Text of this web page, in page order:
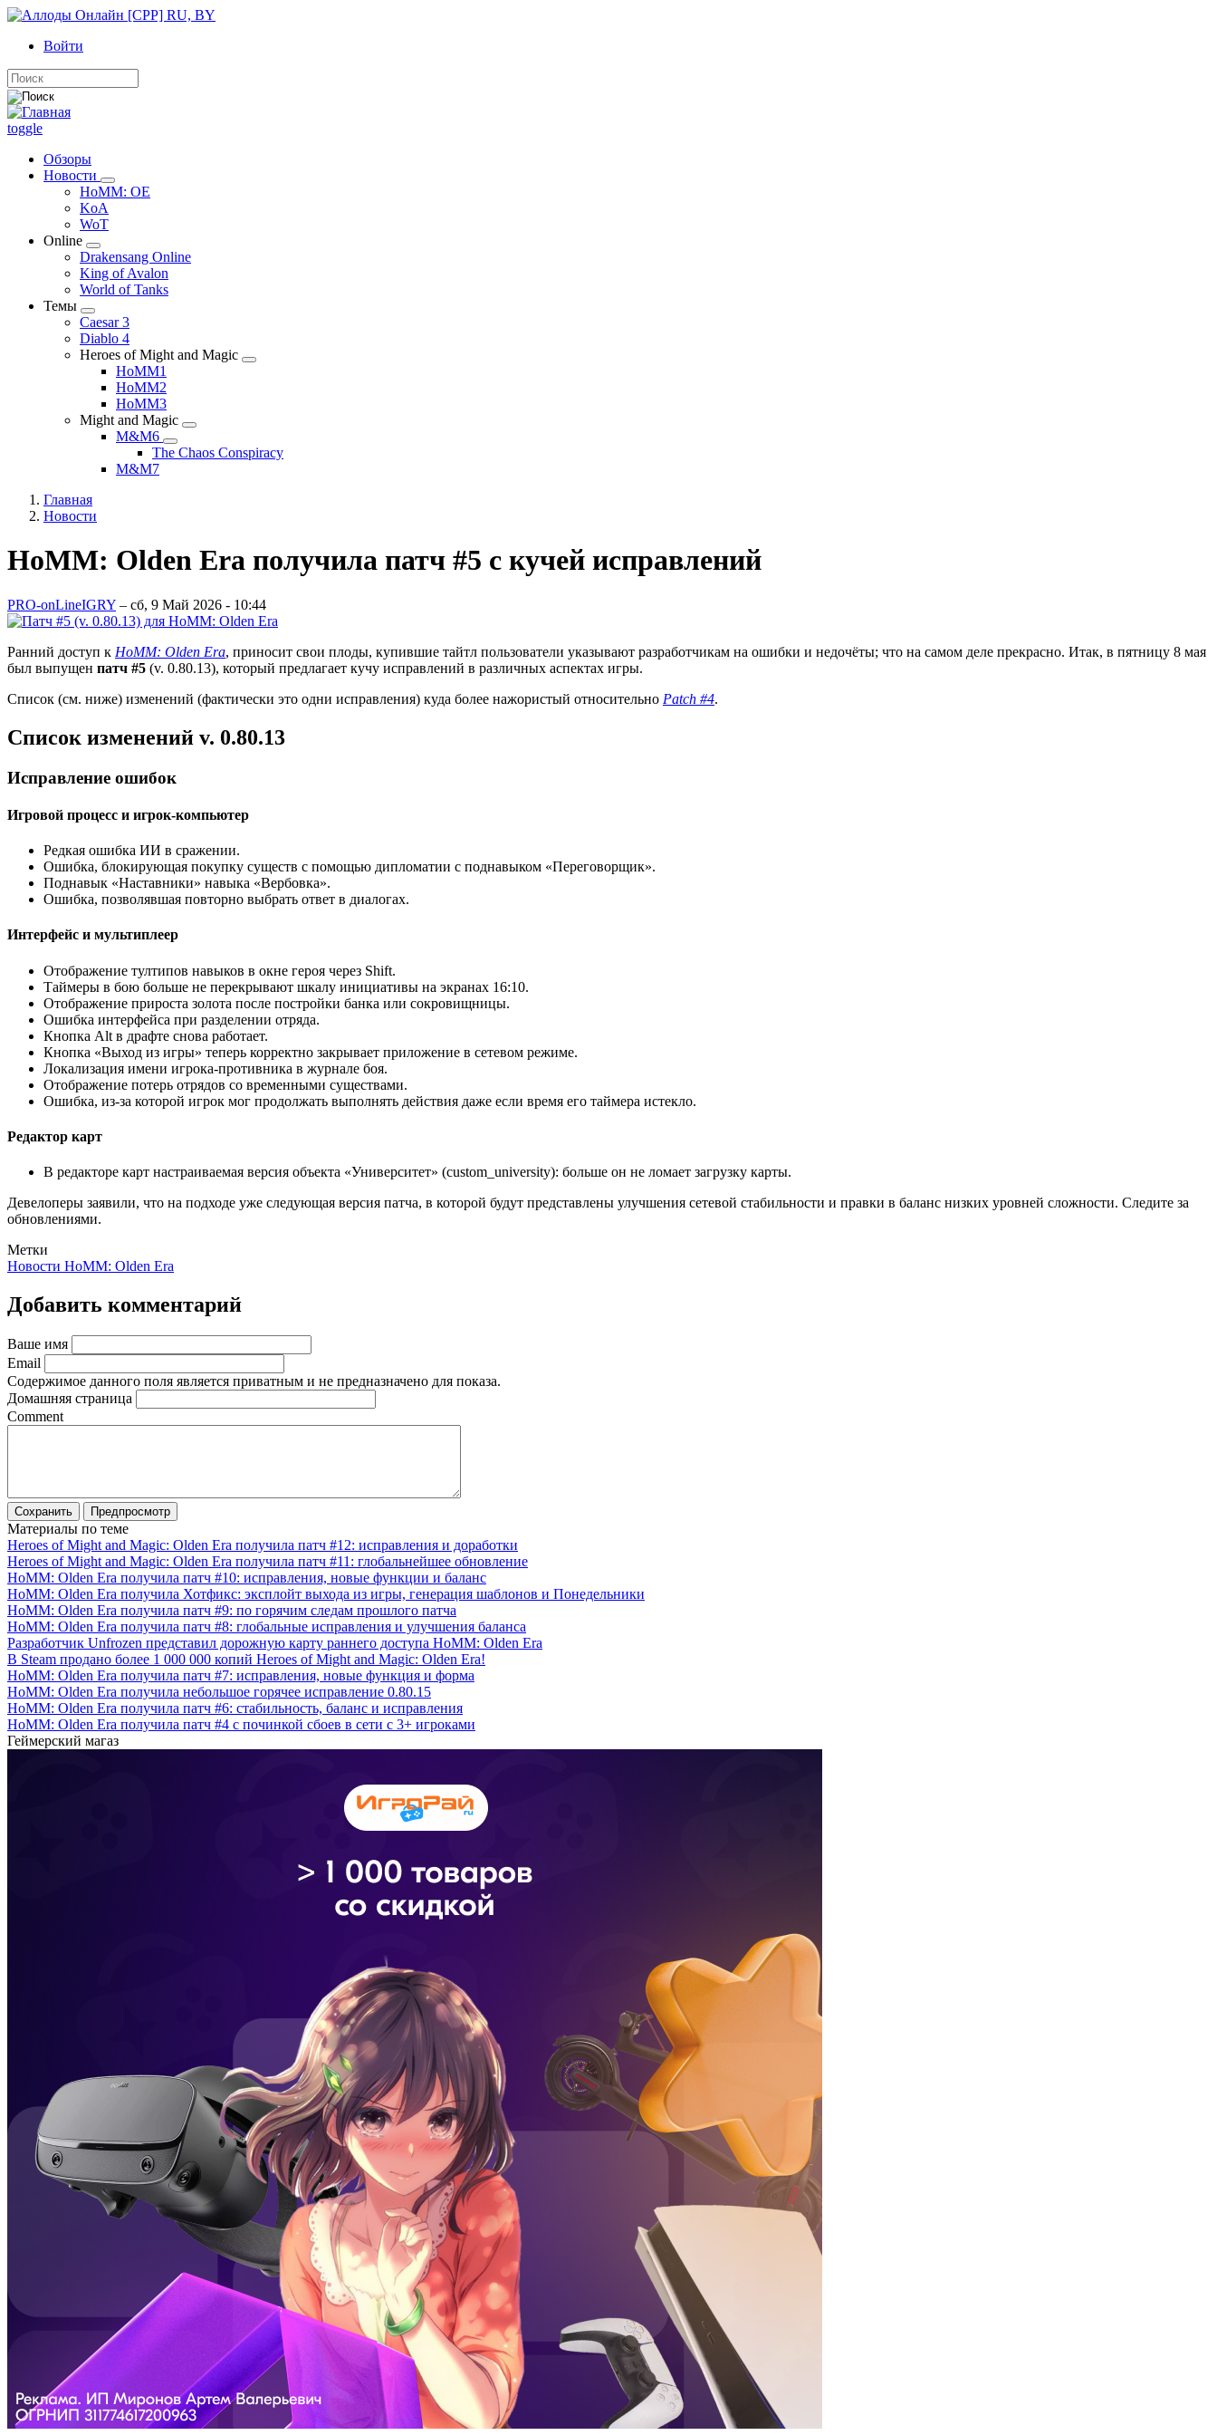
Перейти
основному
Войти
Поиск
toggle
Обзоры
Новости
Новости
подменю
HoMM: OE
KoA
WoT
Online
Online
подменю
Drakensang Online
King of Avalon
World of Tanks
Темы
Темы
подменю
Caesar 3
Diablo 4
Heroes of Might and Magic
Heroes
HoMM1
HoMM2
HoMM3
Might and Magic
Might
and
Magic
M&M6
M&M6
подменю
The Chaos Conspiracy
M&M7
Строка
навигации
Главная
Новости
HoMM: Olden Era получила патч #5 с кучей исправлений
PRO-onLineIGRY – сб, 9 Май 2026 - 10:44
Ранний доступ к HoMM: Olden Era, приносит свои плоды, купившие тайтл пользователи указывают разработчикам на ошибки и недочёты; что на самом деле прекрасно. Итак, в пятницу 8 мая
был выпущен патч #5 (v. 0.80.13), который предлагает кучу исправлений в различных аспектах игры.
Список (см. ниже) изменений (фактически это одни исправления) куда более нажористый относительно Patch #4.
Список изменений v. 0.80.13
Исправление ошибок
Игровой процесс и игрок-компьютер
Редкая ошибка ИИ в сражении.
Ошибка, блокирующая покупку существ с помощью дипломатии с поднавыком «Переговорщик».
Поднавык «Наставники» навыка «Вербовка».
Ошибка, позволявшая повторно выбрать ответ в диалогах.
Интерфейс и мультиплеер
Отображение тултипов навыков в окне героя через Shift.
Таймеры в бою больше не перекрывают шкалу инициативы на экранах 16:10.
Отображение прироста золота после постройки банка или сокровищницы.
Ошибка интерфейса при разделении отряда.
Кнопка Alt в драфте снова работает.
Кнопка «Выход из игры» теперь корректно закрывает приложение в сетевом режиме.
Локализация имени игрока-противника в журнале боя.
Отображение потерь отрядов со временными существами.
Ошибка, из-за которой игрок мог продолжать выполнять действия даже если время его таймера истекло.
Редактор карт
В редакторе карт настраиваемая версия объекта «Университет» (custom_university): больше он не ломает загрузку карты.
Девелоперы заявили, что на подходе уже следующая версия патча, в которой будут представлены улучшения сетевой стабильности и правки в баланс низких уровней сложности. Следите за
обновлениями.
Метки
Новости HoMM: Olden Era
Добавить комментарий
Ваше имя
Email
Содержимое данного поля является приватным и не предназначено для показа.
Домашняя страница
Comment
Материалы по теме
Heroes of Might and Magic: Olden Era получила патч #12: исправления и доработки
Heroes of Might and Magic: Olden Era получила патч #11: глобальнейшее обновление
HoMM: Olden Era получила патч #10: исправления, новые функции и баланс
HoMM: Olden Era получила Хотфикс: эксплойт выхода из игры, генерация шаблонов и Понедельники
HoMM: Olden Era получила патч #9: по горячим следам прошлого патча
HoMM: Olden Era получила патч #8: глобальные исправления и улучшения баланса
Разработчик Unfrozen представил дорожную карту раннего доступа HoMM: Olden Era
В Steam продано более 1 000 000 копий Heroes of Might and Magic: Olden Era!
HoMM: Olden Era получила патч #7: исправления, новые функция и форма
HoMM: Olden Era получила небольшое горячее исправление 0.80.15
HoMM: Olden Era получила патч #6: стабильность, баланс и исправления
HoMM: Olden Era получила патч #4 с починкой сбоев в сети с 3+ игроками
Геймерский магаз